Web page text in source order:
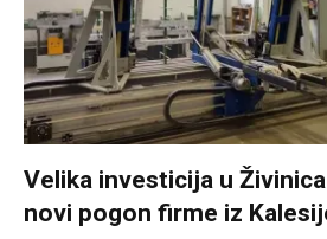
Velika investicija u
novi pogon firme iz